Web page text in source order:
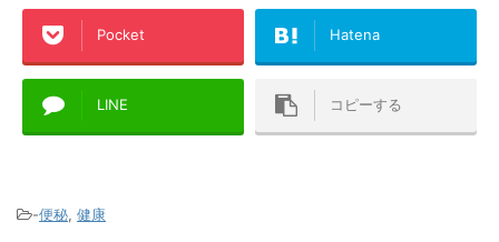
Pocket Hatena
LINE コピーする
-便秘, 健康